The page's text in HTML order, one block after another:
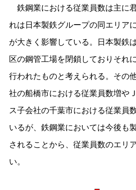
鉄鋼業における従業員数は主に
れは日本製鉄グループの同エリア
が大きく影響している。日本製鉄
区の鋼管工場を閉鎖しておりそれ
行われたものと考えられる。その
社の船橋市における従業員数増や
ス子会社の千葉市における従業員
いるが、鉄鋼業においては今後も
されることから、従業員数のエリ
い。